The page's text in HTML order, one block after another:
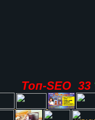
Топ-SEO 33